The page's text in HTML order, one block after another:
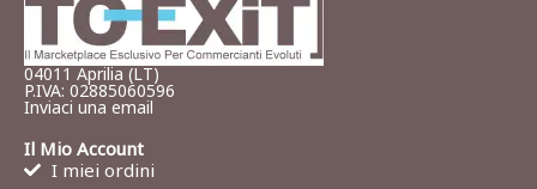
04011 Aprilia (LT)
P.IVA: 02885060596
Inviaci una email
Il Mio Account
I miei ordini